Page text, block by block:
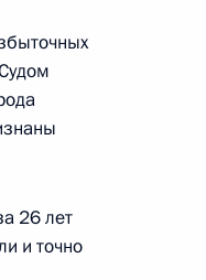
26 лет
и точно